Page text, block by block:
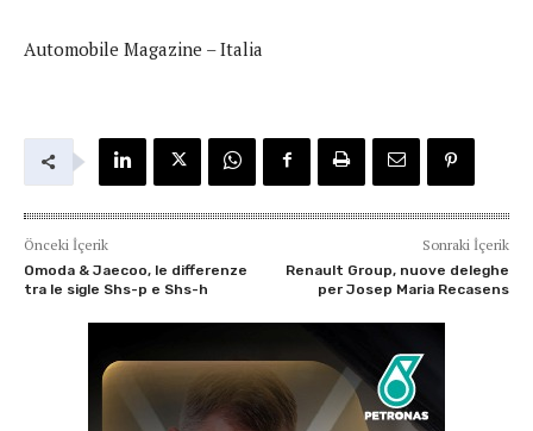
Automobile Magazine – Italia
Önceki İçerik
Omoda & Jaecoo, le differenze
tra le sigle Shs-p e Shs-h
Sonraki İçerik
Renault Group, nuove deleghe
per Josep Maria Recasens